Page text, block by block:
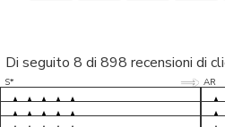
Di seguito 8 di 898 recensioni di
S* 5/5
LP 5/5
M* 5/5
AR
D*
S*